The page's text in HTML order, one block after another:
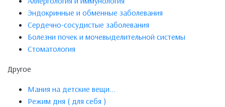
Эндокринные и обменные заболевания
Сердечно-сосудистые заболевания
Болезни почек и мочевыделительной системы
Стоматология
Другое
Мания на детские вещи...
Режим дня ( для себя )